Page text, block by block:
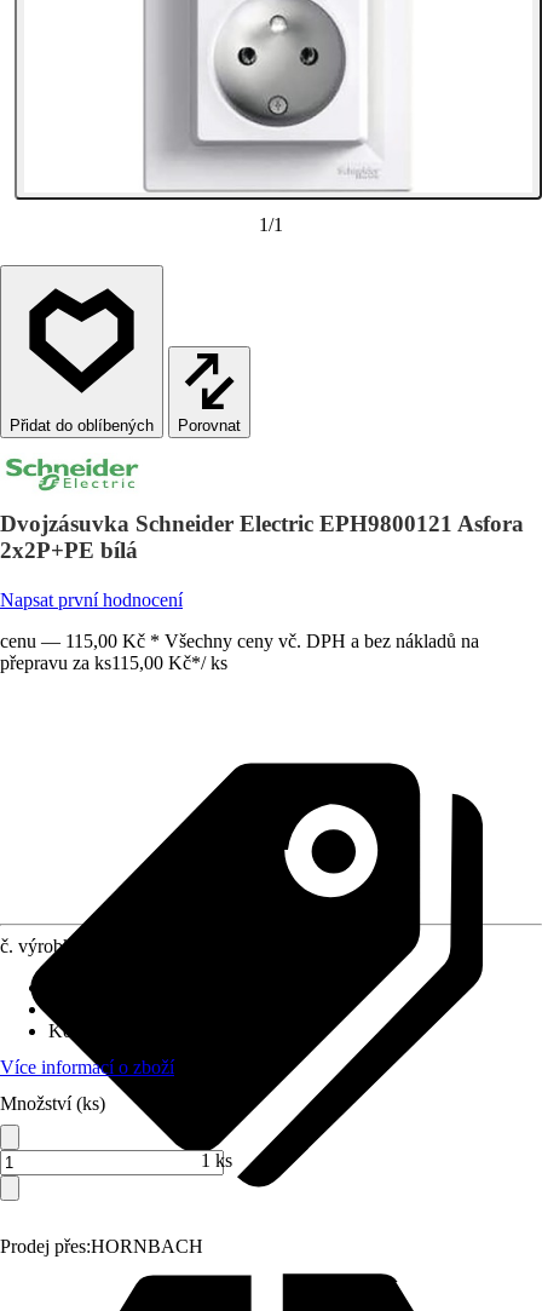
1/1
Porovnat
Dvojzásuvka Schneider Electric EPH9800121 Asfora
2x2P+PE bílá
Napsat první hodnocení
cenu — 115,00 Kč * Všechny ceny vč. DPH a bez nákladů na
přepravu za ks115,00 Kč*/ ks
Prodej přes:HORNBACH
č. výrobku
Kód výrobku
Více informací o zboží
Množství (ks)
1 ks